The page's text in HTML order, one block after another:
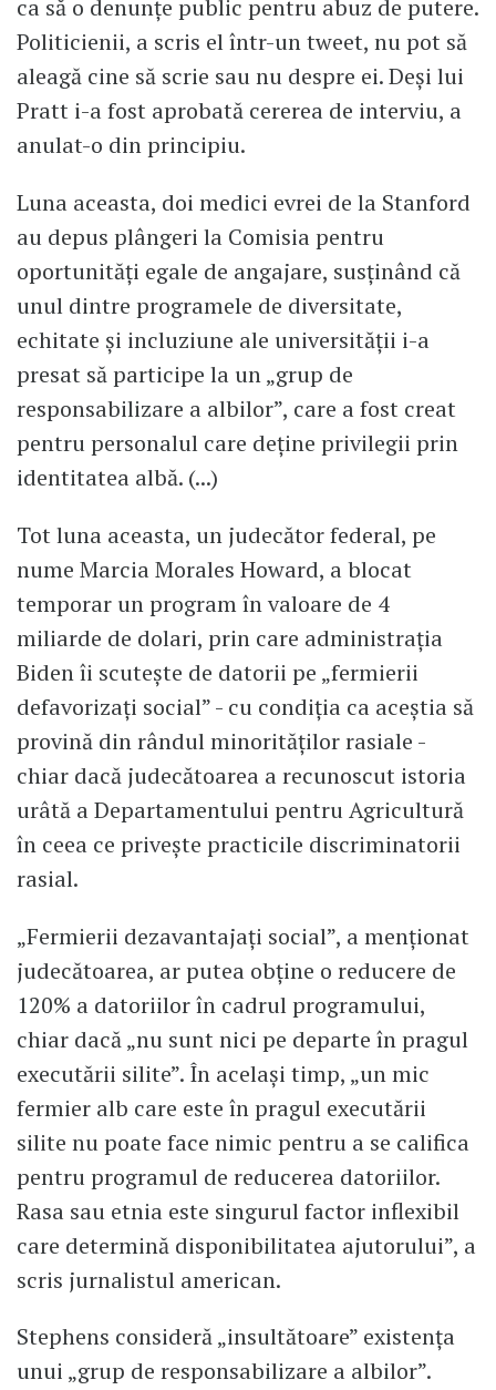
ca să o denunțe public pentru abuz de putere.
Politicienii, a scris el într-un tweet, nu pot să
aleagă cine să scrie sau nu despre ei. Deși lui
Pratt i-a fost aprobată cererea de interviu, a
anulat-o din principiu.
Luna aceasta, doi medici evrei de la Stanford
au depus plângeri la Comisia pentru
oportunități egale de angajare, susținând că
unul dintre programele de diversitate,
echitate și incluziune ale universității i-a
presat să participe la un „grup de
responsabilizare a albilor”, care a fost creat
pentru personalul care deține privilegii prin
identitatea albă. (...)
Tot luna aceasta, un judecător federal, pe
nume Marcia Morales Howard, a blocat
temporar un program în valoare de 4
miliarde de dolari, prin care administrația
Biden îi scutește de datorii pe „fermierii
defavorizați social” - cu condiția ca aceștia să
provină din rândul minorităților rasiale -
chiar dacă judecătoarea a recunoscut istoria
urâtă a Departamentului pentru Agricultură
în ceea ce privește practicile discriminatorii
rasial.
„Fermierii dezavantajați social”, a menționat
judecătoarea, ar putea obține o reducere de
120% a datoriilor în cadrul programului,
chiar dacă „nu sunt nici pe departe în pragul
executării silite”. În același timp, „un mic
fermier alb care este în pragul executării
silite nu poate face nimic pentru a se califica
pentru programul de reducerea datoriilor.
Rasa sau etnia este singurul factor inflexibil
care determină disponibilitatea ajutorului”, a
scris jurnalistul american.
Stephens consideră „insultătoare” existența
unui „grup de responsabilizare a albilor”.